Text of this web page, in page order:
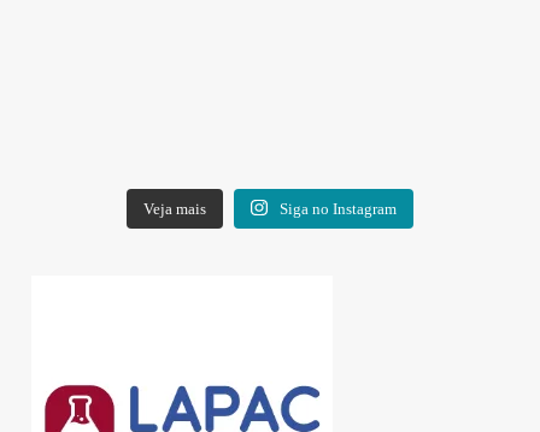
Veja mais Siga no Instagram